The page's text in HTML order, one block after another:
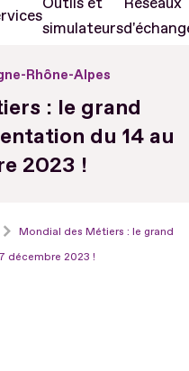
simulateurs
Rhône-Alpes
: le grand
du 14 au
2023 !
Mondial des Métiers : le grand
décembre 2023 !